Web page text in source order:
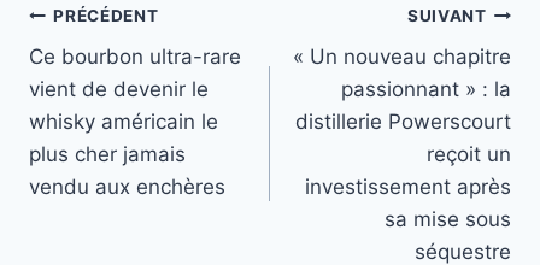
Navigation
de
l’article
PRÉCÉDENT
Ce bourbon ultra-rare
vient de devenir le
whisky américain le
plus cher jamais
vendu aux enchères
SUIVANT
« Un nouveau chapitre
passionnant » : la
distillerie Powerscourt
reçoit un
investissement après
sa mise sous
séquestre